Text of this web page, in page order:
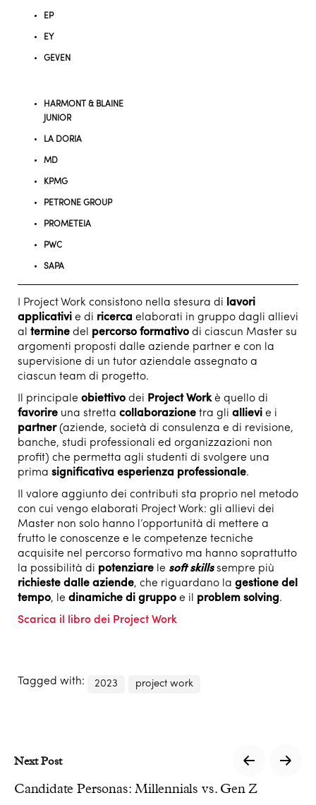
EP
EY
GEVEN
HARMONT & BLAINE
JUNIOR
LA DORIA
MD
KPMG
PETRONE GROUP
PROMETEIA
PWC
SAPA
I Project Work consistono nella stesura di lavori
applicativi e di ricerca elaborati in gruppo dagli allievi
al termine del percorso formativo di ciascun Master su
argomenti proposti dalle aziende partner e con la
supervisione di un tutor aziendale assegnato a
ciascun team di progetto.
Il principale obiettivo dei Project Workè quello di
favorire una stretta collaborazione tra gli allievi e i
partner(aziende, società di consulenza e di revisione,
banche, studi professionali ed organizzazioni non
profit) che permetta agli studenti di svolgere una
prima significativa esperienza professionale.
Il valore aggiunto dei contributi sta proprio nel metodo
con cui vengo elaborati Project Work: gli allievi dei
Master non solo hanno l’opportunità di mettere a
frutto le conoscenze e le competenze tecniche
acquisite nel percorso formativo ma hanno soprattutto
la possibilità di potenziare le soft skills sempre più
richieste dalle aziende, che riguardano la gestione del
tempo, le dinamiche di gruppo e il problem solving.
Scarica il libro dei Project Work
Tagged with: 2023 project work
Next Post
Candidate Personas: Millennials vs. Gen Z